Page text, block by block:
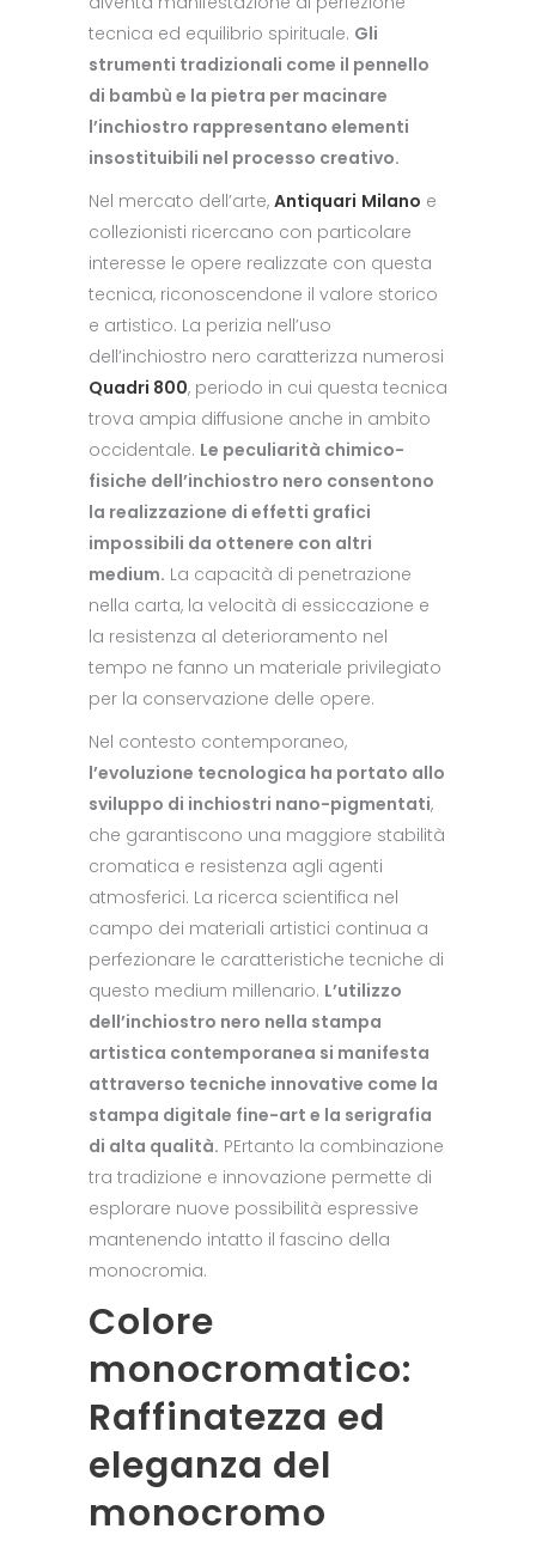
tecnica ed equilibrio spirituale. Gli
strumenti tradizionali come il pennello
di bambù e la pietra per macinare
l’inchiostro rappresentano elementi
insostituibili nel processo creativo.
Nel mercato dell’arte, Antiquari Milano e
collezionisti ricercano con particolare
interesse le opere realizzate con questa
tecnica, riconoscendone il valore storico
e artistico. La perizia nell’uso
dell’inchiostro nero caratterizza numerosi
Quadri 800, periodo in cui questa tecnica
trova ampia diffusione anche in ambito
occidentale. Le peculiarità chimico-
fisiche dell’inchiostro nero consentono
la realizzazione di effetti grafici
impossibili da ottenere con altri
medium. La capacità di penetrazione
nella carta, la velocità di essiccazione e
la resistenza al deterioramento nel
tempo ne fanno un materiale privilegiato
per la conservazione delle opere.
Nel contesto contemporaneo,
l’evoluzione tecnologica ha portato allo
sviluppo di inchiostri nano-pigmentati,
che garantiscono una maggiore stabilità
cromatica e resistenza agli agenti
atmosferici. La ricerca scientifica nel
campo dei materiali artistici continua a
perfezionare le caratteristiche tecniche di
questo medium millenario. L’utilizzo
dell’inchiostro nero nella stampa
artistica contemporanea si manifesta
attraverso tecniche innovative come la
stampa digitale fine-art e la serigrafia
di alta qualità. PErtanto la combinazione
tra tradizione e innovazione permette di
esplorare nuove possibilità espressive
mantenendo intatto il fascino della
monocromia.
Colore
monocromatico:
Raffinatezza ed
eleganza del
monocromo